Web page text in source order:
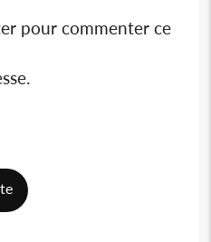
pour commenter ce